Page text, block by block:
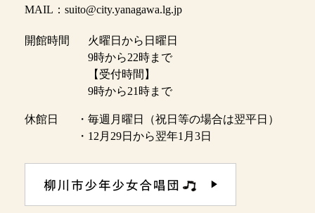
MAIL：suito@city.yanagawa.lg.jp
開館時間
火曜日から日曜日
9時から22時まで
【受付時間】
9時から21時まで
休館日
・毎週月曜日（祝日等の場合は翌平日）
・12月29日から翌年1月3日